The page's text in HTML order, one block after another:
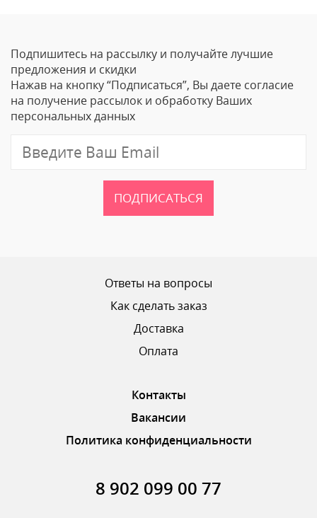
Ваше Имя
Email
ОТПРАВИТЬ ОТЗЫВ
Подпишитесь на рассылку и получайте лучшие
предложения и скидки
Нажав на кнопку “Подписаться”, Вы даете согласие
на получение рассылок и обработку Ваших
персональных данных
ПОДПИСАТЬСЯ
Ответы на вопросы
Как сделать заказ
Доставка
Оплата
Контакты
Вакансии
Политика конфиденциальности
8 902 099 00 77